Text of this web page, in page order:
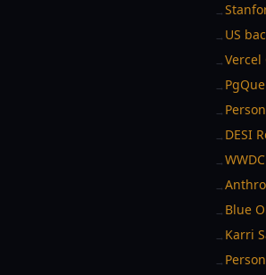
→
→ US
→
→
→
→ DESI
→
→
→ Blue
→ Karri
→